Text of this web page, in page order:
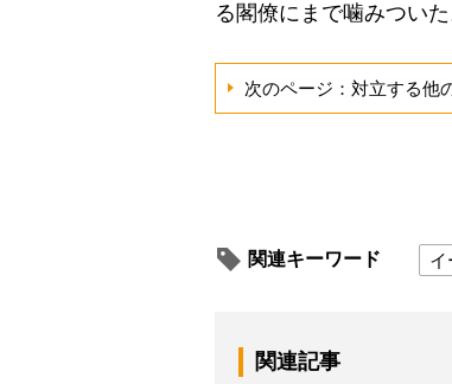
る閣僚にまで噛みついた
次のページ：対立する他
関連キーワード イ
関連記事